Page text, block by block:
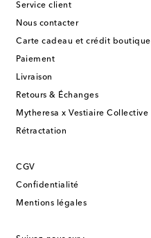
Service client
Nous contacter
Carte cadeau et crédit boutique
Paiement
Livraison
Retours & Échanges
Mytheresa x Vestiaire Collective
Rétractation
CGV
Confidentialité
Mentions légales